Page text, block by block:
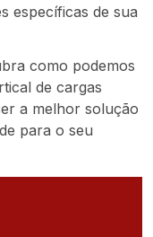
específicas de sua
como podemos
de cargas
a melhor solução
para o seu